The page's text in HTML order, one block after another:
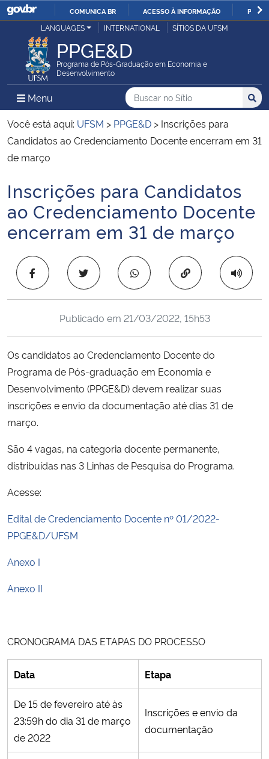
IR
O
COMUNICA BR ACESSO À INFORMAÇÃO
Ministério da Justiça e Segurança Pública
Ministério da Defesa
Ministério das Relações Exteriores
Ministério da Economia
Ministério da Infraestrutura
Ministério da Agricultura, Pecuária e Abastecimento
Ministério da Cidadania
Ministério da Ciência, Tecnologia, Inovações e Comunicações
Ministério do Meio Ambiente
Ministério do Desenvolvimento Regional
Ministério da Mulher, da Família e dos Direitos Humanos
Secretaria-Geral
Advocacia-Geral da União
Planalto
LANGUAGES INTERNATIONAL SÍTIOS DA UFSM
PPGE&D
Programa de Pós-Graduação em Economia e
Desenvolvimento
Menu Menu Principal do Sítio
Busca
Buscar no no Sítio
Busca:
Você está aqui: UFSM > PPGE&D > Inscrições para
Candidatos ao Credenciamento Docente encerram em 31
de março
Início do conteúdo
Inscrições para Candidatos
ao Credenciamento Docente
encerram em 31 de março
Copiar para área
Publicado em 21/03/2022, 15h53
Os candidatos ao Credenciamento Docente do
Programa de Pós-graduação em Economia e
Desenvolvimento (PPGE&D) devem realizar suas
inscrições e envio da documentação até dias 31 de
março.
São 4 vagas, na categoria docente permanente,
distribuídas nas 3 Linhas de Pesquisa do Programa.
Acesse:
Edital de Credenciamento Docente nº 01/2022-
PPGE&D/UFSM
Anexo I
Anexo II
CRONOGRAMA DAS ETAPAS DO PROCESSO
Data Etapa
De 15 de fevereiro até às
23:59h do dia 31 de março
de 2022
Inscrições e envio da
documentação